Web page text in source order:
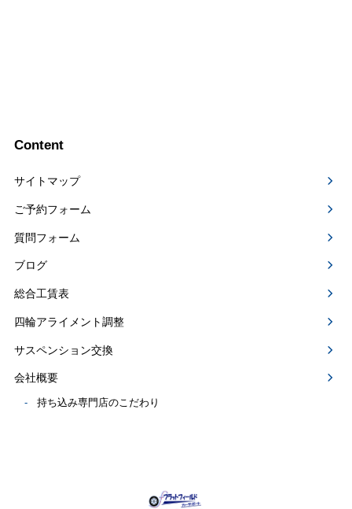
Content
サイトマップ
ご予約フォーム
質問フォーム
ブログ
総合工賃表
四輪アライメント調整
サスペンション交換
会社概要
持ち込み専門店のこだわり